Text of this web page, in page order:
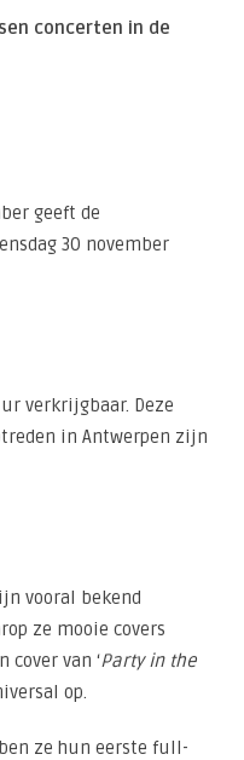
concerten in de
geeft de
30 november
verkrijgbaar. Deze
in Antwerpen zijn
vooral bekend
ze mooie covers
cover van ‘Party in the
op.
ze hun eerste full-